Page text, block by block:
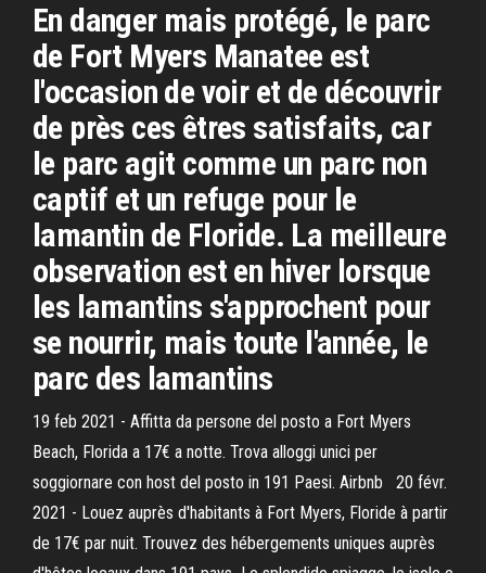
En danger mais protégé, le parc
de Fort Myers Manatee est
l'occasion de voir et de découvrir
de près ces êtres satisfaits, car
le parc agit comme un parc non
captif et un refuge pour le
lamantin de Floride. La meilleure
observation est en hiver lorsque
les lamantins s'approchent pour
se nourrir, mais toute l'année, le
parc des lamantins
19 feb 2021 - Affitta da persone del posto a Fort Myers
Beach, Florida a 17€ a notte. Trova alloggi unici per
soggiornare con host del posto in 191 Paesi. Airbnb 20 févr.
2021 - Louez auprès d'habitants à Fort Myers, Floride à partir
de 17€ par nuit. Trouvez des hébergements uniques auprès